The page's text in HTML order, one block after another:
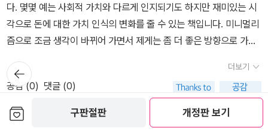
구판절판 개정판 보기
다. 몇몇 예는 사회적 가치와 다르게 인지되기도 하지만 재미있는 시
각으로 돈에 대한 가치 인식의 변화를 줄 수 있는 책입니다. 미니멀리
즘으로 조금 생각이 바뀌어 가면서 제게는 좀 더 좋은 방향으로 가치
화가 필요한 분들에게 추천합니다.
더보기
공감 (0) 댓글 (0)
뒤로가
기